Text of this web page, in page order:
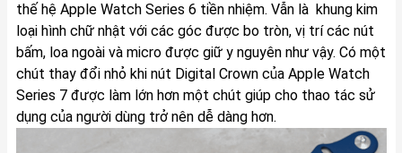
thế hệ Apple Watch Series 6 tiền nhiệm. Vẫn là khung kim
loại hình chữ nhật với các góc được bo tròn, vị trí các nút
bấm, loa ngoài và micro được giữ y nguyên như vậy. Có một
chút thay đổi nhỏ khi nút Digital Crown của Apple Watch
Series 7 được làm lớn hơn một chút giúp cho thao tác sử
dụng của người dùng trở nên dễ dàng hơn.